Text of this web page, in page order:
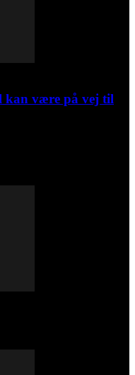
kan være på vej til